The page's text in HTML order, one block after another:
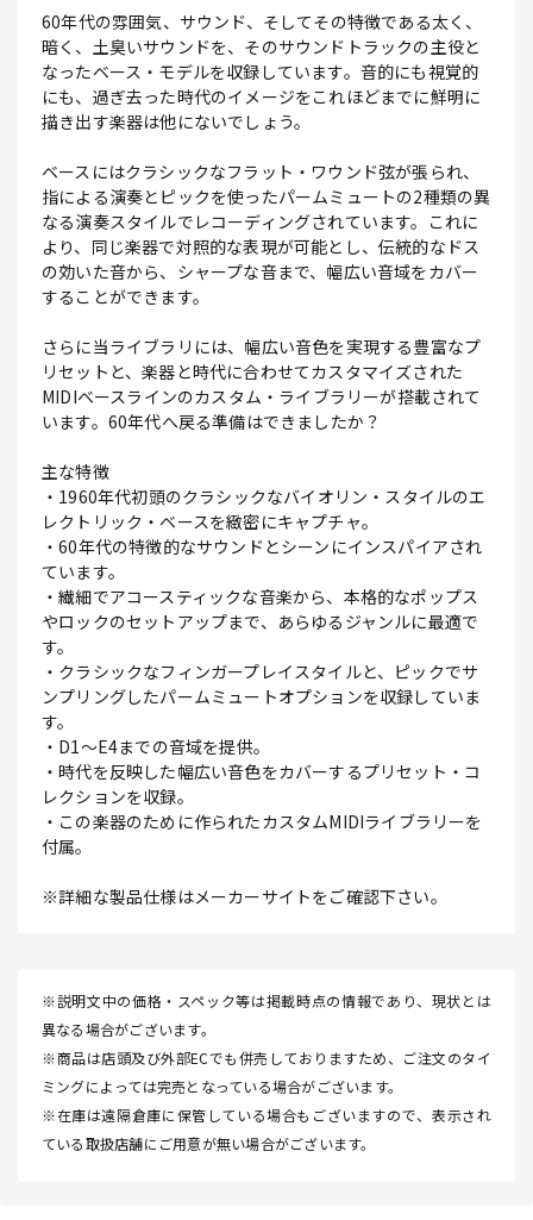
60年代の雰囲気、サウンド、そしてその特徴である太く、
暗く、土臭いサウンドを、そのサウンドトラックの主役と
なったベース・モデルを収録しています。音的にも視覚的
にも、過ぎ去った時代のイメージをこれほどまでに鮮明に
描き出す楽器は他にないでしょう。
ベースにはクラシックなフラット・ワウンド弦が張られ、
指による演奏とピックを使ったパームミュートの2種類の異
なる演奏スタイルでレコーディングされています。これに
より、同じ楽器で対照的な表現が可能とし、伝統的なドス
の効いた音から、シャープな音まで、幅広い音域をカバー
することができます。
さらに当ライブラリには、幅広い音色を実現する豊富なプ
リセットと、楽器と時代に合わせてカスタマイズされた
MIDIベースラインのカスタム・ライブラリーが搭載されて
います。60年代へ戻る準備はできましたか？
主な特徴
・1960年代初頭のクラシックなバイオリン・スタイルのエ
レクトリック・ベースを緻密にキャプチャ。
・60年代の特徴的なサウンドとシーンにインスパイアされ
ています。
・繊細でアコースティックな音楽から、本格的なポップス
やロックのセットアップまで、あらゆるジャンルに最適で
す。
・クラシックなフィンガープレイスタイルと、ピックでサ
ンプリングしたパームミュートオプションを収録していま
す。
・D1～E4までの音域を提供。
・時代を反映した幅広い音色をカバーするプリセット・コ
レクションを収録。
・この楽器のために作られたカスタムMIDIライブラリーを
付属。
※詳細な製品仕様はメーカーサイトをご確認下さい。
※説明文中の価格・スペック等は掲載時点の情報であり、現状とは
異なる場合がございます。
※商品は店頭及び外部ECでも併売しておりますため、ご注文のタイ
ミングによっては完売となっている場合がございます。
※在庫は遠隔倉庫に保管している場合もございますので、表示され
ている取扱店舗にご用意が無い場合がございます。